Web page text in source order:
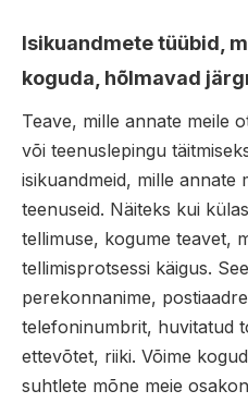
Isikuandmete tüübid,
koguda, hõlmavad
Teave, mille annate meile
või teenuslepingu
isikuandmeid, mille annate
teenuseid. Näiteks kui
tellimuse, kogume teavet,
tellimisprotsessi käigus.
perekonnanime,
telefoninumbrit, huvitatud
ettevõtet, riiki. Võime
suhtlete mõne meie